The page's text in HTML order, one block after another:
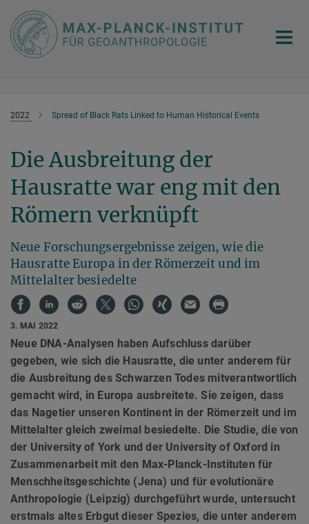
Hauptinhalt
2022 Spread of Black Rats Linked to Human Historical Events
Die Ausbreitung der
Hausratte war eng mit den
Römern verknüpft
Neue Forschungsergebnisse zeigen, wie die
Hausratte Europa in der Römerzeit und im
Mittelalter besiedelte
3. MAI 2022
Neue DNA-Analysen haben Aufschluss darüber
gegeben, wie sich die Hausratte, die unter anderem für
die Ausbreitung des Schwarzen Todes mitverantwortlich
gemacht wird, in Europa ausbreitete. Sie zeigen, dass
das Nagetier unseren Kontinent in der Römerzeit und im
Mittelalter gleich zweimal besiedelte. Die Studie, die von
der University of York und der University of Oxford in
Zusammenarbeit mit den Max-Planck-Instituten für
Menschheitsgeschichte (Jena) und für evolutionäre
Anthropologie (Leipzig) durchgeführt wurde, untersucht
erstmals altes Erbgut dieser Spezies, die unter anderem